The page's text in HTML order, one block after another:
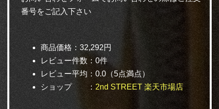
番号をご記入下さい
商品価格：32,292円
レビュー件数：0件
レビュー平均：0.0（5点満点）
ショップ ： 2nd STREET 楽天市場店